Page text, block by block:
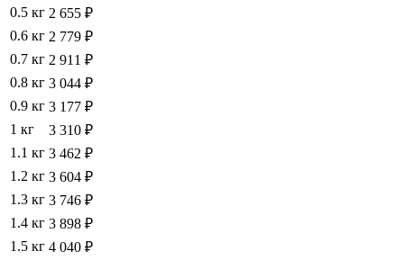
0.5 кг 2 655 ₽
0.6 кг 2 779 ₽
0.7 кг 2 911 ₽
0.8 кг 3 044 ₽
0.9 кг 3 177 ₽
1 кг
3 310 ₽
1.1 кг 3 462 ₽
1.2 кг 3 604 ₽
1.3 кг 3 746 ₽
1.4 кг 3 898 ₽
1.5 кг 4 040 ₽